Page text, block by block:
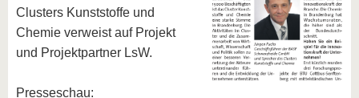
Clusters Kunststoffe und
Chemie verweist auf Projekt
und Projektpartner LsW.
Presseschau: